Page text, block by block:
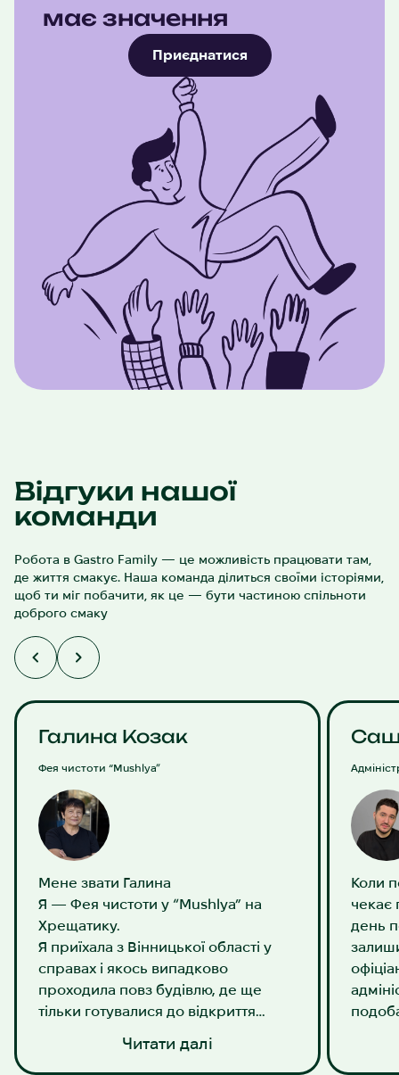
має значення
Приєднатися
Відгуки нашої
команди
Робота в Gastro Family — це можливість працювати там,
де життя смакує. Наша команда ділиться своїми історіями,
щоб ти міг побачити, як це — бути частиною спільноти
доброго смаку
Галина Козак
Фея чистоти “Mushlya”
Мене звати Галина
Я — Фея чистоти у “Mushlya” на
Хрещатику.
Я приїхала з Вінницької області у
справах і якось випадково
проходила повз будівлю, де ще
тільки готувалися до відкриття
про швидкий старт, і я подумала: а
Читати далі
Коли
чекає
день